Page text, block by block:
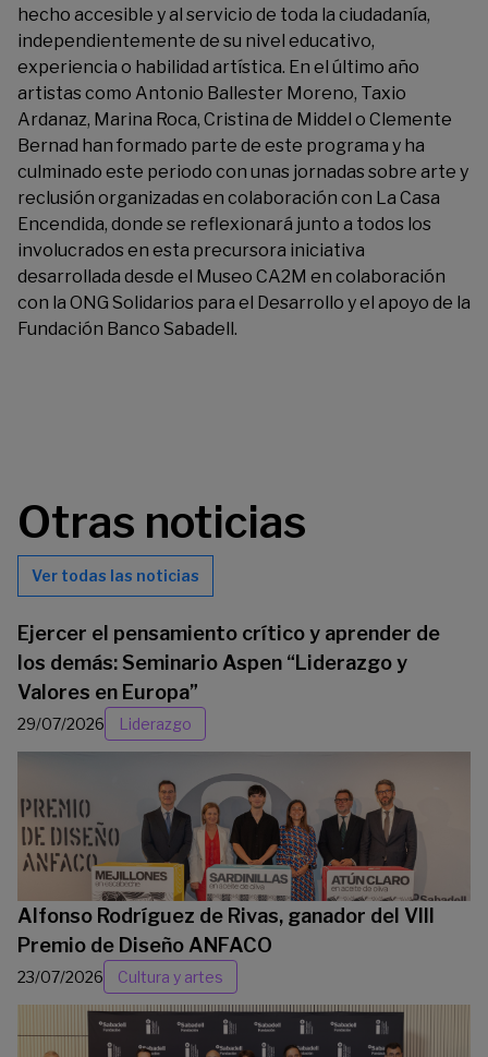
hecho accesible y al servicio de toda la ciudadanía,
independientemente de su nivel educativo,
experiencia o habilidad artística. En el último año
artistas como Antonio Ballester Moreno, Taxio
Ardanaz, Marina Roca, Cristina de Middel o Clemente
Bernad han formado parte de este programa y ha
culminado este periodo con unas jornadas sobre arte y
reclusión organizadas en colaboración con La Casa
Encendida, donde se reflexionará junto a todos los
involucrados en esta precursora iniciativa
desarrollada desde el Museo CA2M en colaboración
con la ONG Solidarios para el Desarrollo y el apoyo de la
Fundación Banco Sabadell.
Otras noticias
Ver todas las noticias
Ejercer el pensamiento crítico y aprender de
los demás: Seminario Aspen “Liderazgo y
Valores en Europa”
29/07/2026 Liderazgo
Alfonso Rodríguez de Rivas, ganador del VIII
Premio de Diseño ANFACO
23/07/2026 Cultura y artes